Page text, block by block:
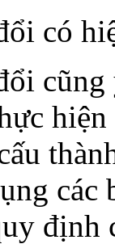
có
cũng
các
định